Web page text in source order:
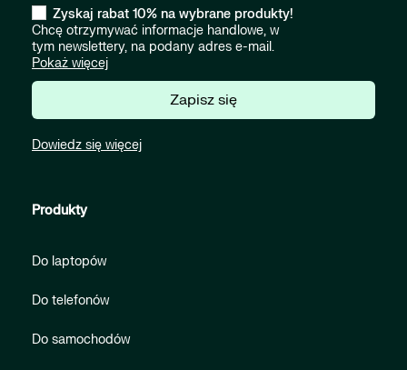
Zyskaj rabat 10% na wybrane produkty!
Chcę otrzymywać informacje handlowe, w
tym newslettery, na podany adres e-mail.
Pokaż więcej
Zapisz się
Dowiedz się więcej
Produkty
Do laptopów
Do telefonów
Do samochodów